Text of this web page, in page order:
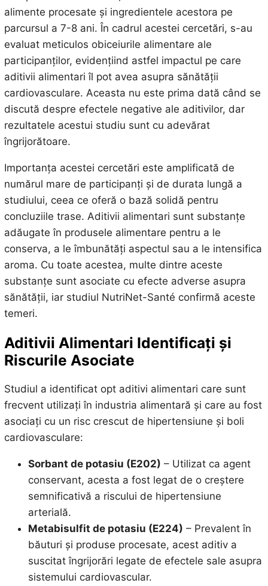
alimente procesate și ingredientele acestora pe
parcursul a 7-8 ani. În cadrul acestei cercetări, s-au
evaluat meticulos obiceiurile alimentare ale
participanților, evidențiind astfel impactul pe care
aditivii alimentari îl pot avea asupra sănătății
cardiovasculare. Aceasta nu este prima dată când se
discută despre efectele negative ale aditivilor, dar
rezultatele acestui studiu sunt cu adevărat
îngrijorătoare.
Importanța acestei cercetări este amplificată de
numărul mare de participanți și de durata lungă a
studiului, ceea ce oferă o bază solidă pentru
concluziile trase. Aditivii alimentari sunt substanțe
adăugate în produsele alimentare pentru a le
conserva, a le îmbunătăți aspectul sau a le intensifica
aroma. Cu toate acestea, multe dintre aceste
substanțe sunt asociate cu efecte adverse asupra
sănătății, iar studiul NutriNet-Santé confirmă aceste
temeri.
Aditivii Alimentari Identificați și
Riscurile Asociate
Studiul a identificat opt aditivi alimentari care sunt
frecvent utilizați în industria alimentară și care au fost
asociați cu un risc crescut de hipertensiune și boli
cardiovasculare:
Sorbant de potasiu (E202) – Utilizat ca agent
conservant, acesta a fost legat de o creștere
semnificativă a riscului de hipertensiune
arterială.
Metabisulfit de potasiu (E224) – Prevalent în
băuturi și produse procesate, acest aditiv a
suscitat îngrijorări legate de efectele sale asupra
sistemului cardiovascular.